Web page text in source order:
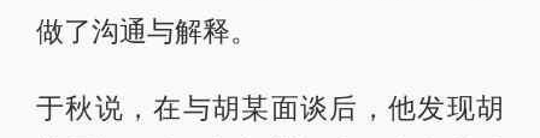
做了沟通与解释。
于秋说，在与胡某面谈后，他发现胡